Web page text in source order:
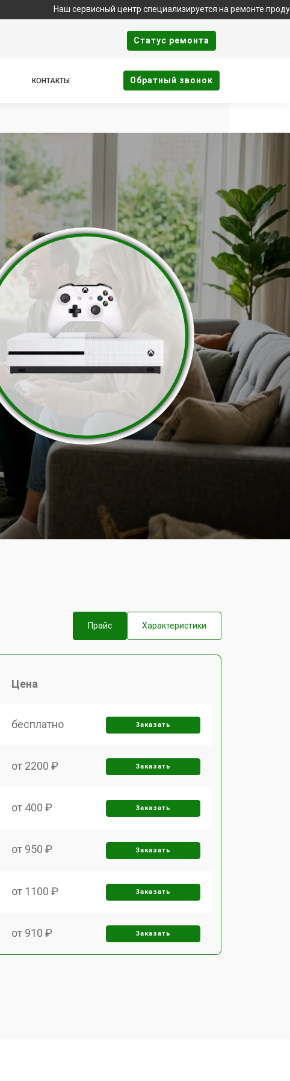
Наш сервисный центр специализируется на ремонте продукции
Cтатус ремонта
КОНТАКТЫ Oбратный звонок
Прайс
Характеристики
Цена
бесплатно Заказать
от 2200 ₽ Заказать
от 400 ₽ Заказать
от 950 ₽ Заказать
от 1100 ₽ Заказать
от 910 ₽ Заказать